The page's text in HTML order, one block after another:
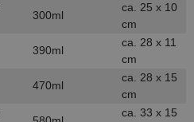
300ml
ca. 25 x 10
cm
390ml
ca. 28 x 11
cm
470ml
ca. 28 x 15
cm
ca. 33 x 15